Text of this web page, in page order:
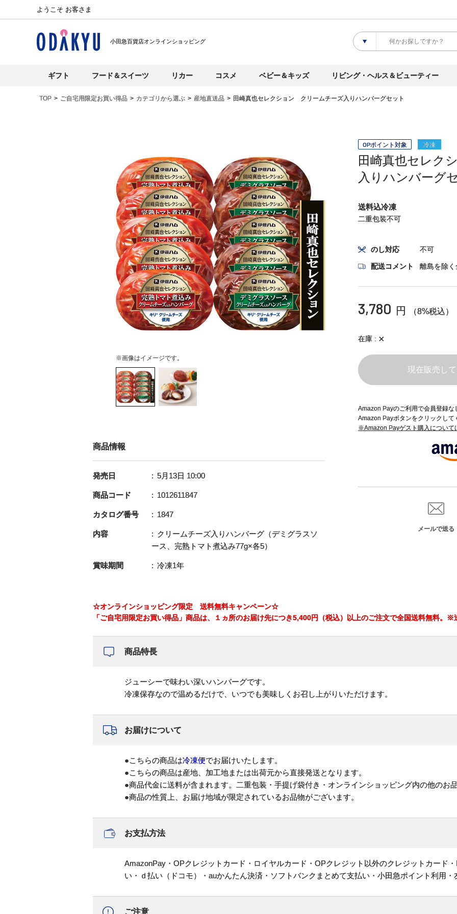
ようこそ お客さま
小田急百貨店オンラインショッピング
ギフト フード＆スイーツ リカー コスメ ベビー＆キッズ リビング・ヘルス＆ビューティー
TOP ご自宅用限定お買い得品 カテゴリから選ぶ 産地直送品 田崎真也セレクション クリームチーズ入りハンバーグセット
※画像はイメージです。
OPポイント対象 冷凍
田崎真也セレク
入りハンバーグ
送料込冷凍
二重包装不可
のし対応 不可
配送コメント 離島を除
3,780 円 （8%税込）
在庫 ×
現在販売し
Amazon Payのご利用で会員登録
Amazon Payボタンをクリックして
※Amazon Payゲスト購入について
メールで送る
商品情報
発売日 5月13日 10:00
商品コード 1012611847
カタログ番号 1847
内容
クリームチーズ入りハンバーグ（デミグラスソ
ース、完熟トマト煮込み77g×各5）
賞味期間 冷凍1年
☆オンラインショッピング限定 送料無料キャンペーン☆
「ご自宅用限定お買い得品」商品は、１ヵ所のお届け先につき5,400円（税込）以上のご注文で全国送料無料。
商品特長
ジューシーで味わい深いハンバーグです。
冷凍保存なので温めるだけで、いつでも美味しくお召し上がりいただけます。
お届けについて
●こちらの商品は冷凍便でお届けいたします。
●こちらの商品は産地、加工地または出荷元から直接発送となります。
●商品代金に送料が含まれます。二重包装・手提げ袋付き・オンラインショッピング内の他のお
●商品の性質上、お届け地域が限定されているお品物がございます。
お支払方法
AmazonPay・OPクレジットカード・ロイヤルカード・OPクレジット以外のクレジットカード
い・ｄ払い（ドコモ）・auかんたん決済・ソフトバンクまとめて支払い・小田急ポイント利用
ご注意